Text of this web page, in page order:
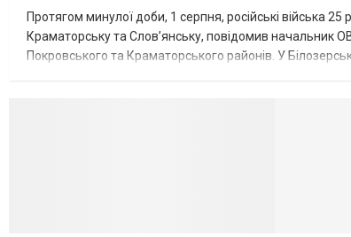
Протягом минулої доби, 1 серпня, російські війська
Краматорську та Слов’янську, повідомив начальник
Покровського та Краматорського районів. У